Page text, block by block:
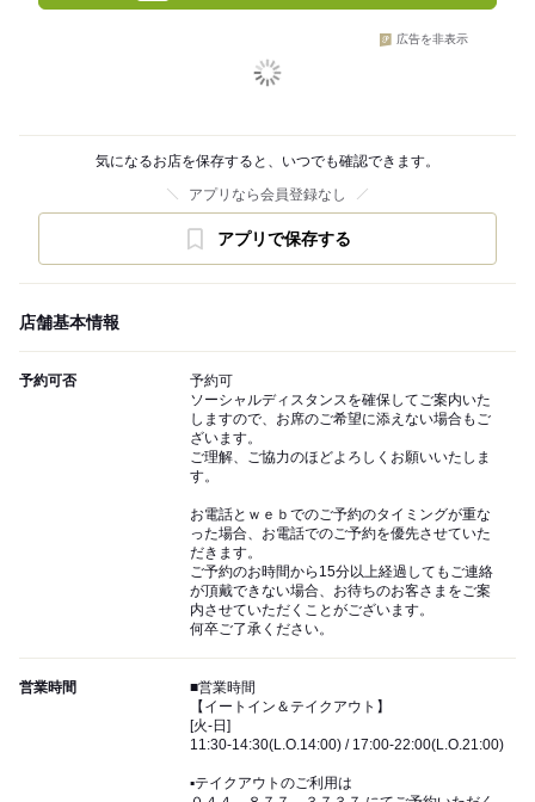
広告を非表示
気になるお店を保存すると、いつでも確認できます。
アプリなら会員登録なし
アプリで保存する
店舗基本情報
予約可否
予約可
ソーシャルディスタンスを確保してご案内いた
しますので、お席のご希望に添えない場合もご
ざいます。
ご理解、ご協力のほどよろしくお願いいたしま
す。
お電話とｗｅｂでのご予約のタイミングが重な
った場合、お電話でのご予約を優先させていた
だきます。
ご予約のお時間から15分以上経過してもご連絡
が頂戴できない場合、お待ちのお客さまをご案
内させていただくことがございます。
何卒ご了承ください。
営業時間
■営業時間
【イートイン＆テイクアウト】
[火-日]
11:30-14:30(L.O.14:00) / 17:00-22:00(L.O.21:00)
▪テイクアウトのご利用は